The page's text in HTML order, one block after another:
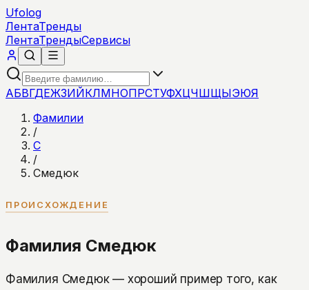
Ufolog
ЛентаТренды
ЛентаТрендыСервисы
АБВГДЕЖЗИЙКЛМНОПРСТУФХЦЧШЩЫЭЮЯ
Фамилии
/
С
/
Смедюк
ПРОИСХОЖДЕНИЕ
Фамилия Смедюк
Фамилия Смедюк — хороший пример того, как